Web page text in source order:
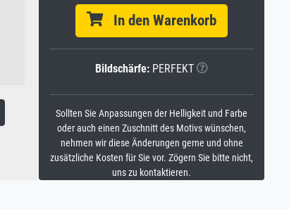
In den Warenkorb
Bildschärfe: PERFEKT
Sollten Sie Anpassungen der Helligkeit und Farbe
oder auch einen Zuschnitt des Motivs wünschen,
nehmen wir diese Änderungen gerne und ohne
zusätzliche Kosten für Sie vor. Zögern Sie bitte nicht,
uns zu kontaktieren.